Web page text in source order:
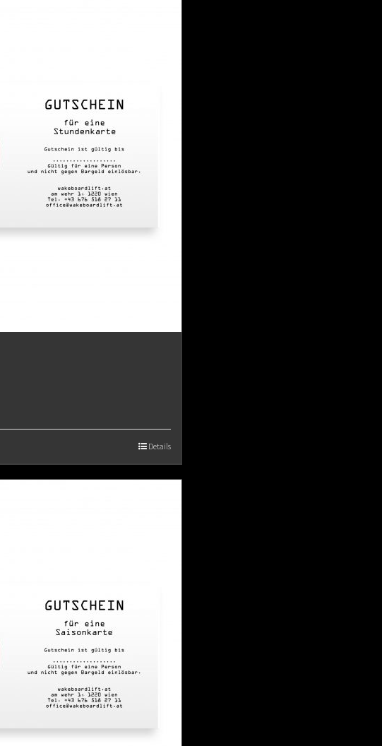
Details